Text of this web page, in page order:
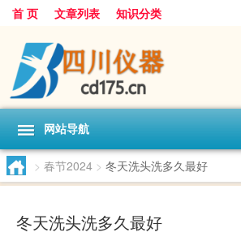
首 页 文章列表 知识分类
网站导航
> 春节2024 > 冬天洗头洗多久最好
冬天洗头洗多久最好